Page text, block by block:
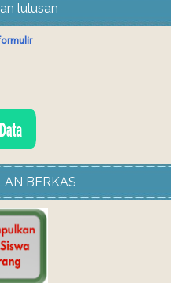
lulusan
BERKAS